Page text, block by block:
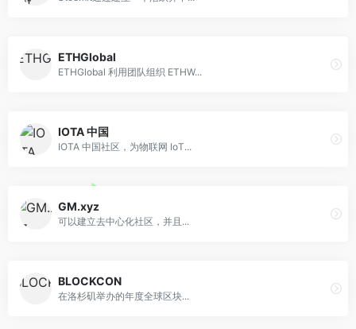
ETHGlobal
ETHGlobal 利用团队组织 ETHW...
IOTA 中国
IOTA 中国社区，为物联网 IoT...
GM.xyz
可以建立去中心化社区，并且...
BLOCKCON
在洛杉矶举办的年度全球区块...